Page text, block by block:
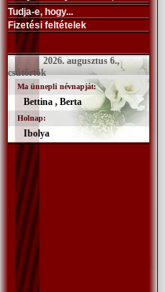
Tudja-e, hogy...
Fizetési feltételek
2026. augusztus 6.,
csütörtök
Ma ünnepli névnapját:
Bettina , Berta
Holnap:
Ibolya